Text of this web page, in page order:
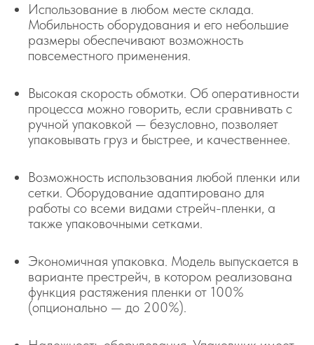
Использование в любом месте склада.
Мобильность оборудования и его небольшие
размеры обеспечивают возможность
повсеместного применения.
Высокая скорость обмотки. Об оперативности
процесса можно говорить, если сравнивать с
ручной упаковкой — безусловно, позволяет
упаковывать груз и быстрее, и качественнее.
Возможность использования любой пленки или
сетки. Оборудование адаптировано для
работы со всеми видами стрейч-пленки, а
также упаковочными сетками.
Экономичная упаковка. Модель выпускается в
варианте престрейч, в котором реализована
функция растяжения пленки от 100%
(опционально — до 200%).